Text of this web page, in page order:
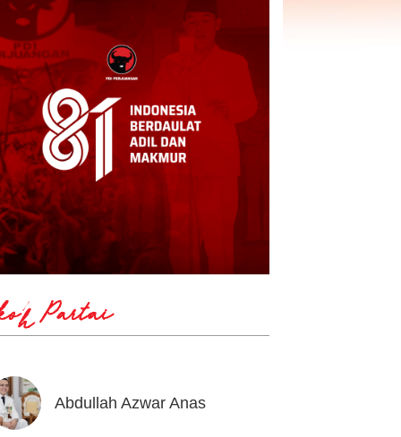
Partai
Abdullah Azwar Anas